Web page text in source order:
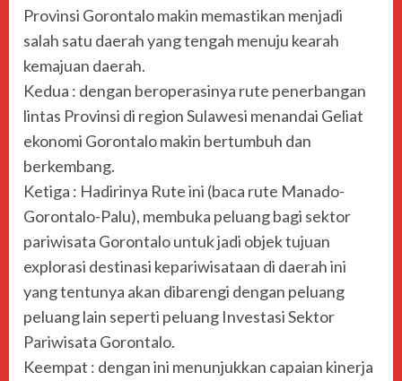
Provinsi Gorontalo makin memastikan menjadi
salah satu daerah yang tengah menuju kearah
kemajuan daerah.
Kedua : dengan beroperasinya rute penerbangan
lintas Provinsi di region Sulawesi menandai Geliat
ekonomi Gorontalo makin bertumbuh dan
berkembang.
Ketiga : Hadirinya Rute ini (baca rute Manado-
Gorontalo-Palu), membuka peluang bagi sektor
pariwisata Gorontalo untuk jadi objek tujuan
explorasi destinasi kepariwisataan di daerah ini
yang tentunya akan dibarengi dengan peluang
peluang lain seperti peluang Investasi Sektor
Pariwisata Gorontalo.
Keempat : dengan ini menunjukkan capaian kinerja